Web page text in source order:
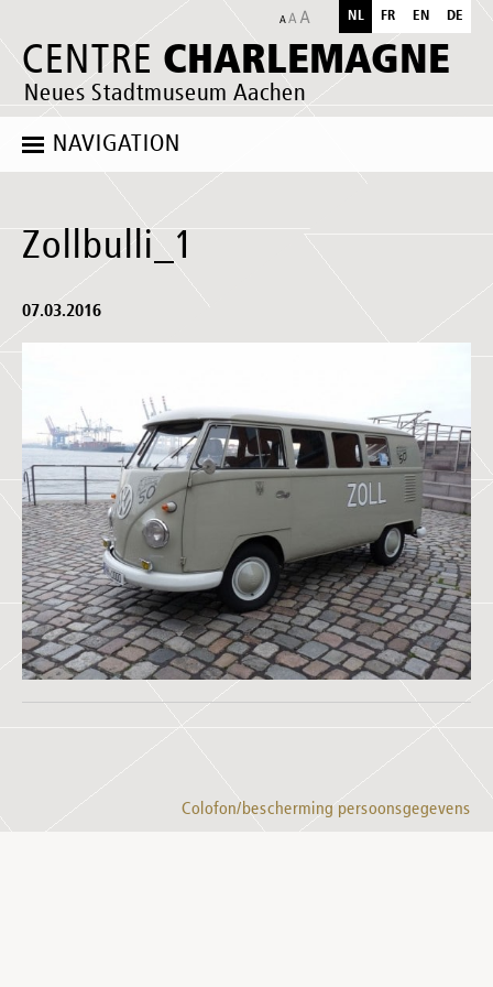
CENTRE CHARLEMAGNE
Neues Stadtmuseum Aachen
NL FR EN DE
NAVIGATION
Zollbulli_1
07.03.2016
Colofon/bescherming persoonsgegevens